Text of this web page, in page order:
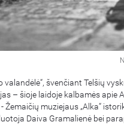
valandėlė“, švenčiant Telšių
– šioje laidoje kalbamės apie
Žemaičių muziejaus „Alka“
Daiva Gramalienė bei